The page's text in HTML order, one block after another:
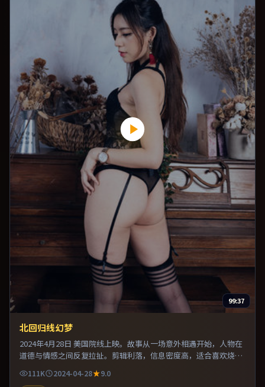
99:37
北回归线幻梦
2024年4月28日 美国院线上映。故事从一场意外相遇开始，人物在
道德与情感之间反复拉扯。剪辑利落，信息密度高，适合喜欢烧脑
与推理的观众。既有类型片爽感，也保留作者表达，口碑潜力不
俗。
111K 2024-04-28
9.0